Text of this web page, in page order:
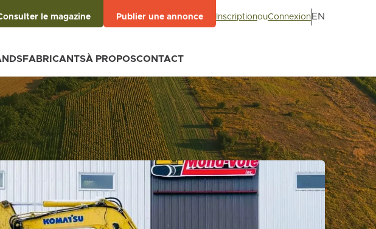
le magazine Publier une annonce InscriptionouConnexion EN
FABRICANTSÀ PROPOSCONTACT